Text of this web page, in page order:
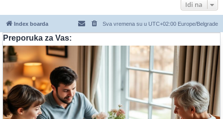
Idi na
Index boarda Sva vremena su u UTC+02:00 Europe/Belgrade
Preporuka za Vas: